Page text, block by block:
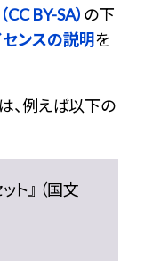
BY-SA） の下
センスの説明を
、例えば以下の
ト』 （国文